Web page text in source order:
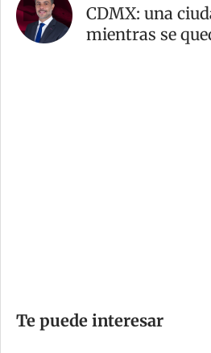
CDMX: una
mientras se